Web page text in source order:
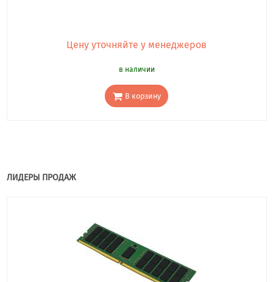
Цену уточняйте у менеджеров
в наличии
В корзину
ЛИДЕРЫ ПРОДАЖ